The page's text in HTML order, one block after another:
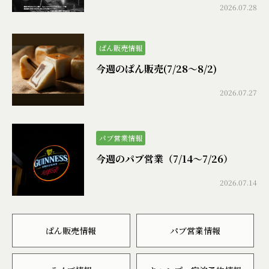
2026.07.28
ぱん販売情報
今週のぱん販売(7/28〜8/2)
2026.07.27
パブ営業情報
今週のパブ営業（7/14〜7/26）
2026.07.14
ぱん販売情報 パブ営業情報